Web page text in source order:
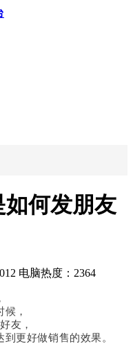
何发朋友
电脑热度：2364
，
友，
更好做销售的效果。